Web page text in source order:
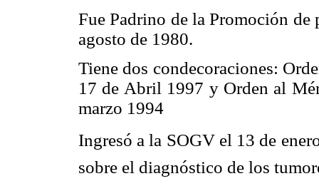
Fue Padrino de la Promoción
agosto de 1980.
Tiene dos condecoraciones:
17 de Abril 1997 y Orden al
marzo 1994
Ingresó a la SOGV el 13 de
sobre el diagnóstico de los